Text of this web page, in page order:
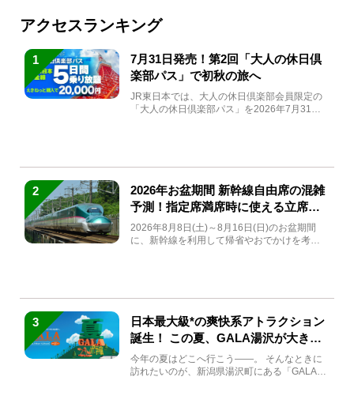
アクセスランキング
1
7月31日発売！第2回「大人の休日倶
楽部パス」で初秋の旅へ
JR東日本では、大人の休日倶楽部会員限定の
「大人の休日倶楽部パス」を2026年7月31日
2
2026年お盆期間 新幹線自由席の混雑
予測！指定席満席時に使える立席特
急券も解説
2026年8月8日(土)～8月16日(日)のお盆期間
に、新幹線を利用して帰省やおでかけを考え
3
日本最大級*の爽快系アトラクション
誕生！ この夏、GALA湯沢が大きく
生まれ変わる
今年の夏はどこへ行こう――。 そんなときに
訪れたいのが、新潟県湯沢町にある「GALA湯